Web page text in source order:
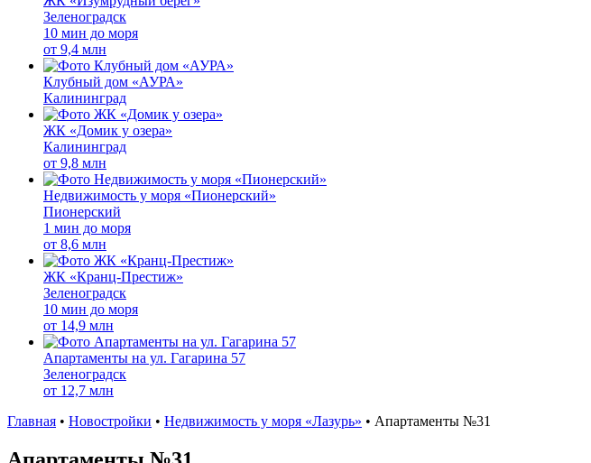
Зеленоградск
10 мин до моря
от 9,4 млн
Клубный дом «АУРА»
Калининград
ЖК «Домик у озера»
Калининград
от 9,8 млн
Недвижимость у моря «Пионерский»
Пионерский
1 мин до моря
от 8,6 млн
ЖК «Кранц-Престиж»
Зеленоградск
10 мин до моря
от 14,9 млн
Апартаменты на ул. Гагарина 57
Зеленоградск
от 12,7 млн
Главная • Новостройки • Недвижимость у моря «Лазурь» • Апартаменты №31